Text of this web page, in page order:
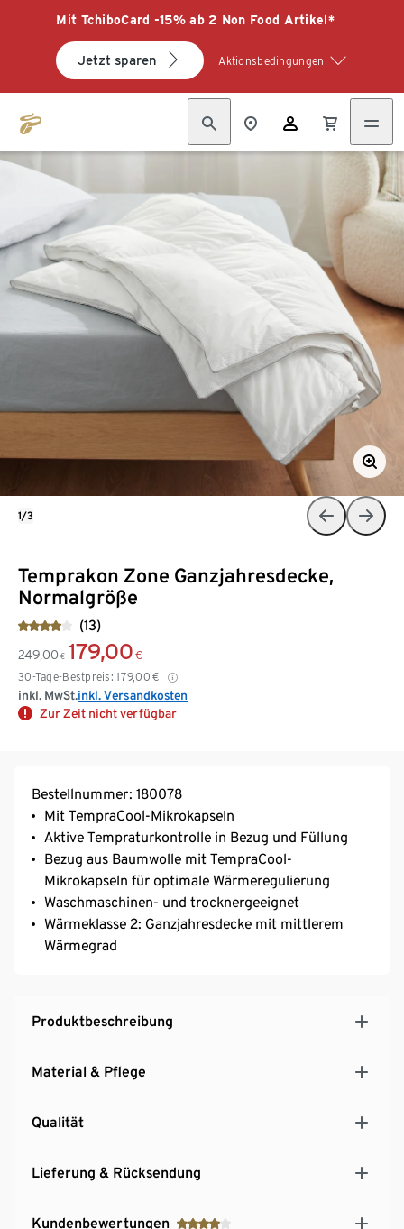
Mit TchiboCard -15% ab 2 Non Food Artikel*
Jetzt sparen Aktionsbedingungen
Temprakon Zone Ganzjahresdecke,
Normalgröße
(13)
249,00 € 179,00 €
30-Tage-Bestpreis: 179,00 €
inkl. MwSt.inkl. Versandkosten
Zur Zeit nicht verfügbar
1/3
Bestellnummer: 180078
Mit TempraCool-Mikrokapseln
Aktive Tempraturkontrolle in Bezug und Füllung
Bezug aus Baumwolle mit TempraCool-
Mikrokapseln für optimale Wärmeregulierung
Waschmaschinen- und trocknergeeignet
Wärmeklasse 2: Ganzjahresdecke mit mittlerem
Wärmegrad
Produktbeschreibung
Material & Pflege
Qualität
Lieferung & Rücksendung
Kundenbewertungen